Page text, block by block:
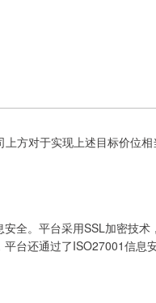
方对于实现上述目标价位
全。平台采用SSL加密技
台还通过了ISO27001信息